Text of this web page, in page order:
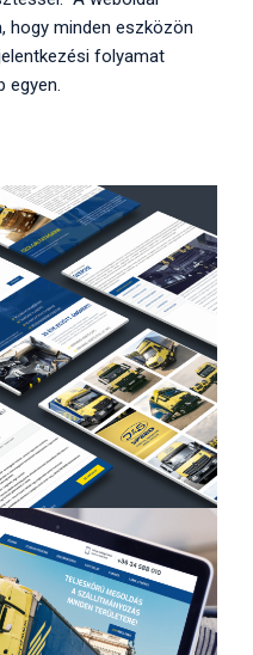
hogy minden eszközön
folyamat
egyen.